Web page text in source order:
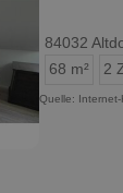
84032
68 m²
2
Quelle: